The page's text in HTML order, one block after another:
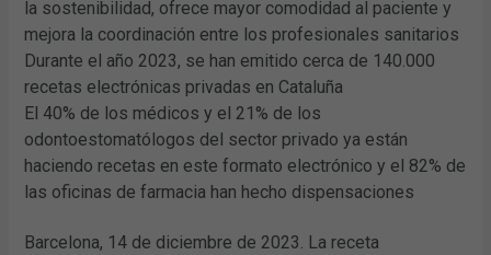
la sostenibilidad, ofrece mayor comodidad al paciente y
mejora la coordinación entre los profesionales sanitarios
Durante el año 2023, se han emitido cerca de 140.000
recetas electrónicas privadas en Cataluña
El 40% de los médicos y el 21% de los
odontoestomatólogos del sector privado ya están
haciendo recetas en este formato electrónico y el 82% de
las oficinas de farmacia han hecho dispensaciones
Barcelona, 14 de diciembre de 2023. La receta